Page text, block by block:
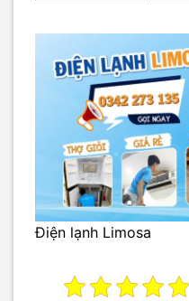
Điện lạnh Limosa